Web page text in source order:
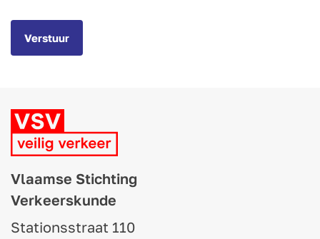
Verstuur
Vlaamse Stichting
Verkeerskunde
Stationsstraat 110